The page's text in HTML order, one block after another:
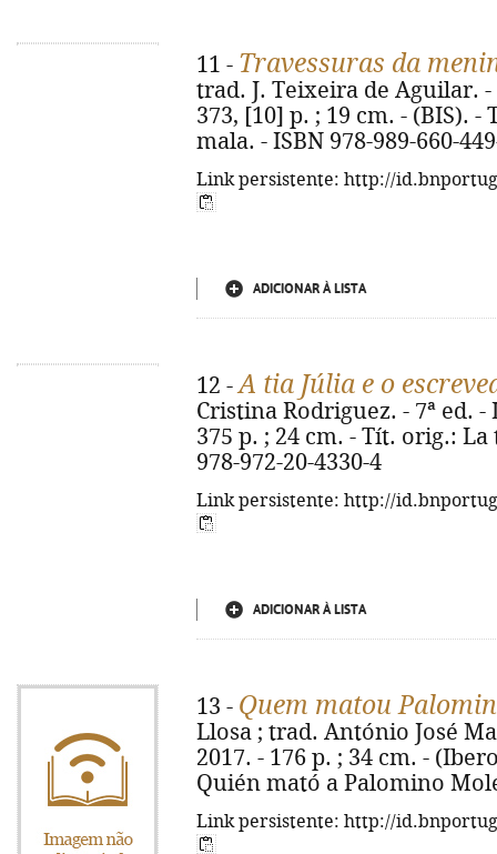
11 - Travessuras da
trad. J. Teixeira de Aguilar. -
373, [10] p. ; 19 cm. - (BIS).
mala. - ISBN 978-989-660-
Link persistente: http://
ADICIONAR À LISTA
12 -A tia Júlia e o
Cristina Rodriguez. - 7ª ed.
375 p. ; 24 cm. - Tít. orig.:
978-972-20-4330-4
Link persistente: http://
ADICIONAR À LISTA
13 - Quem matou
Llosa ; trad. António José
2017. - 176 p. ; 34 cm. -
Quién mató a Palomino
Link persistente: http://